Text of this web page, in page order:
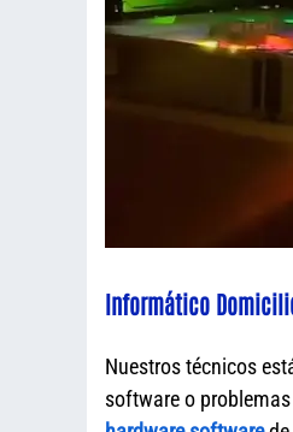
Informático
Nuestros técnicos
software o